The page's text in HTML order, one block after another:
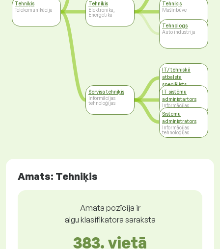
Tehniķis
Telekomunikācija
Tehniķis
Elektronika,
Enerģētika
Servisa tehniķis
Informācijas
tehnoloģijas
Tehniķis
Mašīnbūve
Tehnologs
Auto industrija
IT/ tehniskā
atbalsta
speciālists
Informācijas
tehnoloģijas
IT sistēmu
administartors
Informācijas
tehnoloģijas
Sistēmu
administrators
Informācijas
tehnoloģijas
Amats: Tehniķis
Amata pozīcija ir
algu klasifikatora saraksta
383. vietā